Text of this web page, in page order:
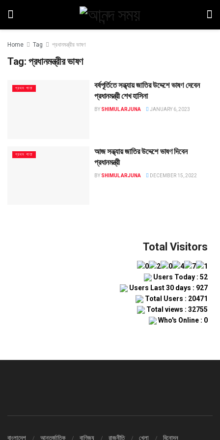
Home Tag প্রধানমন্ত্রীর ভাষণ
Tag: প্রধানমন্ত্রীর ভাষণ
প্রথম পাতা
বর্ষপূর্তিতে সন্ধ্যায় জাতির উদ্দেশে ভাষণ দেবেন
প্রধানমন্ত্রী শেখ হাসিনা
BY SHIMUL ARJUNA JANUARY 6, 2023
প্রথম পাতা
আজ সন্ধ্যায় জাতির উদ্দেশে ভাষণ দিবেন
প্রধানমন্ত্রী
BY SHIMUL ARJUNA DECEMBER 15, 2022
Total Visitors
Users Today : 52
Users Last 30 days : 927
Total Users : 20471
Total views : 32755
Who's Online : 0
বাংলাদেশ আন্তর্জাতিক বাণিজ্য রাজনীতি খেলা বিনোদন